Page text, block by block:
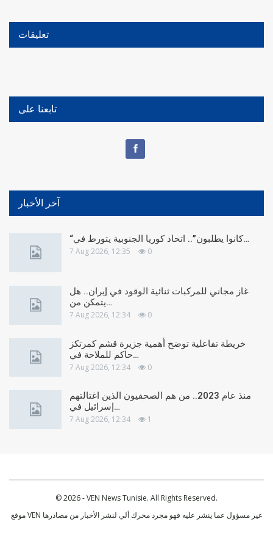
تعليقات
تابعنا على
آخر الأخبار
“كانوا يطلبون”.. اتحاد كوريا الجنوبية يتورط في…
7 Aug 2026, 12:35 0
غاز مجاني للمركبات ثنائية الوقود في إيران.. هل
يتمكن من…
7 Aug 2026, 12:34 0
خريطة تفاعلية توضح أهمية جزيرة قشم كمرتكز
حاكم للملاحة في…
7 Aug 2026, 12:34 0
منذ عام 2023.. من هم الصحفيون الذين اغتالتهم
إسرائيل في…
7 Aug 2026, 12:34 1
© 2026 - VEN News Tunisie. All Rights Reserved.
موقع VEN غير مسؤول عما ينشر عليه فهو مجرد محرك ألي لنشر الأخبار من مصادرها